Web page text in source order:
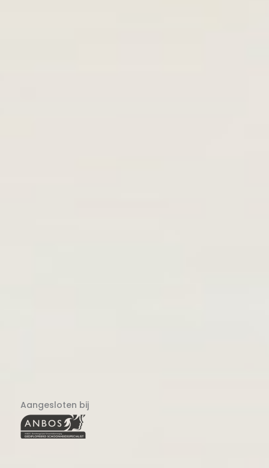
Aangesloten bij